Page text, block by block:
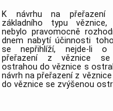
K návrhu na přeřazení
základního typu
nebylo pravomocně
dnem nabytí účinnosti
se nepřihlíží, nejde-li
přeřazení z věznice se
ostrahou do věznice s
návrh na přeřazení z
do věznice se zvýšenou